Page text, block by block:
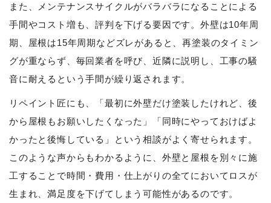
また、メンテナンスサイクルがバラバラになることによる
手間やコスト増も、評判を下げる要因です。外壁は10年周
期、屋根は15年周期などズレがあると、再塗装のタイミン
グが重ならず、毎回業者を呼び、近隣に説明し、工事の騒
音に耐えるという手間が繰り返されます。
リペイント匠にも、「最初に外壁だけ塗装したけれど、後
から屋根もお願いしたくなった」「同時にやっておけばよ
かったと後悔している」という相談がよく寄せられます。
このような声からもわかるように、外壁と屋根を別々に施
工することで時間・費用・仕上がりの全てにおいてロスが
生まれ、満足度を下げてしまう可能性があるのです。